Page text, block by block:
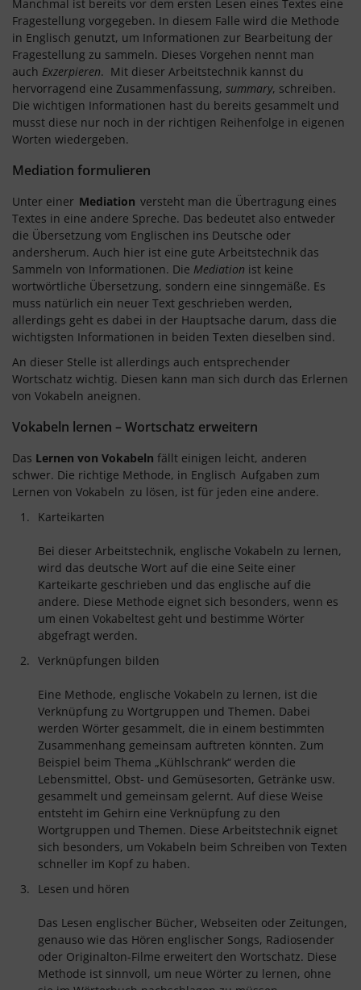
Manchmal ist bereits vor dem ersten Lesen eines Textes eine
Fragestellung vorgegeben. In diesem Falle wird die Methode
in Englisch genutzt, um Informationen zur Bearbeitung der
Fragestellung zu sammeln. Dieses Vorgehen nennt man
auch Exzerpieren. Mit dieser Arbeitstechnik kannst du
hervorragend eine Zusammenfassung, summary, schreiben.
Die wichtigen Informationen hast du bereits gesammelt und
musst diese nur noch in der richtigen Reihenfolge in eigenen
Worten wiedergeben.
Mediation formulieren
Unter einer Mediation versteht man die Übertragung eines
Textes in eine andere Spreche. Das bedeutet also entweder
die Übersetzung vom Englischen ins Deutsche oder
andersherum. Auch hier ist eine gute Arbeitstechnik das
Sammeln von Informationen. Die Mediation ist keine
wortwörtliche Übersetzung, sondern eine sinngemäße. Es
muss natürlich ein neuer Text geschrieben werden,
allerdings geht es dabei in der Hauptsache darum, dass die
wichtigsten Informationen in beiden Texten dieselben sind.
An dieser Stelle ist allerdings auch entsprechender
Wortschatz wichtig. Diesen kann man sich durch das Erlernen
von Vokabeln aneignen.
Vokabeln lernen – Wortschatz erweitern
Das Lernen von Vokabeln fällt einigen leicht, anderen
schwer. Die richtige Methode, in Englisch Aufgaben zum
Lernen von Vokabeln zu lösen, ist für jeden eine andere.
Karteikarten
Bei dieser Arbeitstechnik, englische Vokabeln zu lernen,
wird das deutsche Wort auf die eine Seite einer
Karteikarte geschrieben und das englische auf die
andere. Diese Methode eignet sich besonders, wenn es
um einen Vokabeltest geht und bestimme Wörter
abgefragt werden.
Verknüpfungen bilden
Eine Methode, englische Vokabeln zu lernen, ist die
Verknüpfung zu Wortgruppen und Themen. Dabei
werden Wörter gesammelt, die in einem bestimmten
Zusammenhang gemeinsam auftreten könnten. Zum
Beispiel beim Thema „Kühlschrank“ werden die
Lebensmittel, Obst- und Gemüsesorten, Getränke usw.
gesammelt und gemeinsam gelernt. Auf diese Weise
entsteht im Gehirn eine Verknüpfung zu den
Wortgruppen und Themen. Diese Arbeitstechnik eignet
sich besonders, um Vokabeln beim Schreiben von Texten
schneller im Kopf zu haben.
Lesen und hören
Das Lesen englischer Bücher, Webseiten oder Zeitungen,
genauso wie das Hören englischer Songs, Radiosender
oder Originalton-Filme erweitert den Wortschatz. Diese
Methode ist sinnvoll, um neue Wörter zu lernen, ohne